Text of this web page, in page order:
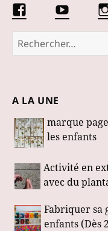
Facebook
Les
Fabuloustics
Conseils
d’une
de
Rechercher :
A LA UNE
marque
les enfants
Activité en
avec du
Fabriquer sa
enfants (Dès